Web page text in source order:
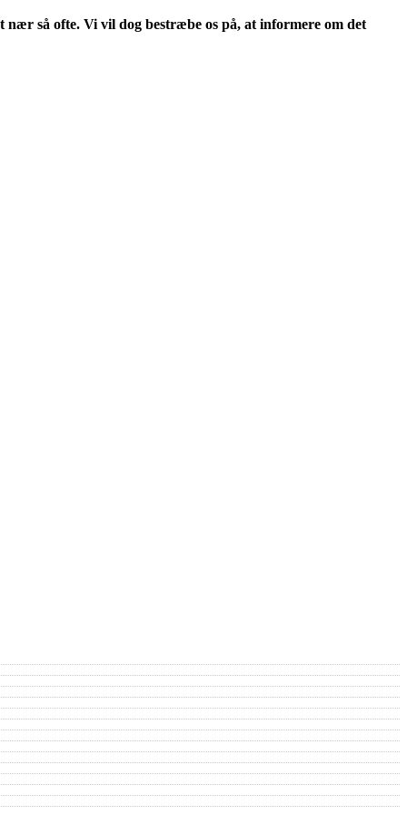
så ofte. Vi vil dog bestræbe os på, at informere om det